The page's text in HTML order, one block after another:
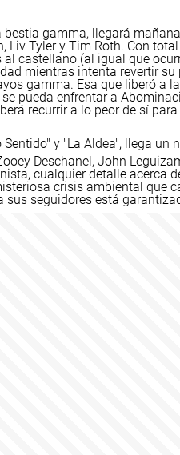
gamma, llegará
Liv Tyler y Tim Roth. Con
castellano (al igual que
mientras intenta revertir
gamma. Esa que liberó a
pueda enfrentar a
recurrir a lo peor de sí
Sentido" y "La Aldea", llega un
Deschanel, John
cualquier detalle acerca
crisis ambiental que
seguidores está